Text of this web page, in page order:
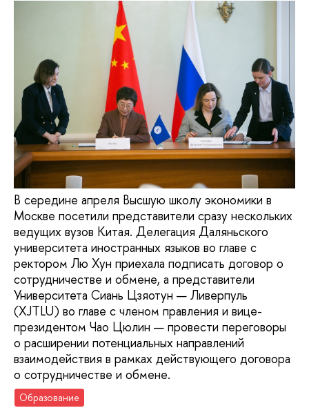
В середине апреля Высшую школу экономики в
Москве посетили представители сразу нескольких
ведущих вузов Китая. Делегация Даляньского
университета иностранных языков во главе с
ректором Лю Хун приехала подписать договор о
сотрудничестве и обмене, а представители
Университета Сиань Цзяотун — Ливерпуль
(XJTLU) во главе с членом правления и вице-
президентом Чао Цюлин — провести переговоры
о расширении потенциальных направлений
взаимодействия в рамках действующего договора
о сотрудничестве и обмене.
Образование